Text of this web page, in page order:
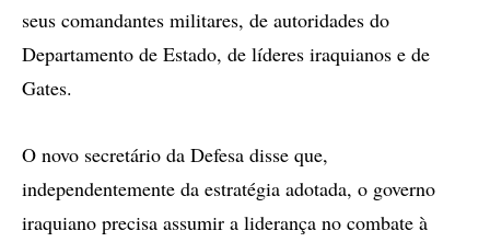
seus comandantes militares, de autoridades do
Departamento de Estado, de líderes iraquianos e de
Gates.
O novo secretário da Defesa disse que,
independentemente da estratégia adotada, o governo
iraquiano precisa assumir a liderança no combate à